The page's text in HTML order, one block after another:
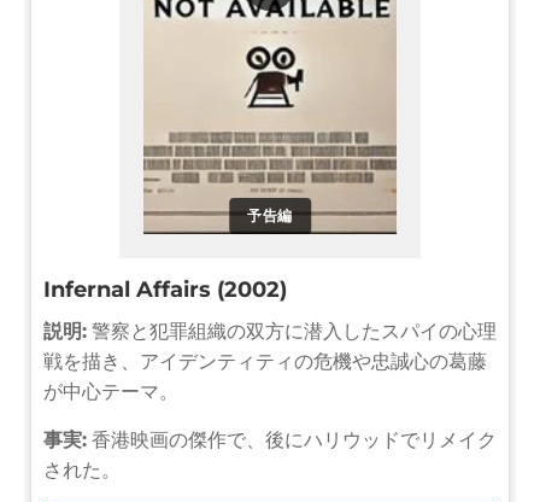
予告編
Infernal Affairs (2002)
説明: 警察と犯罪組織の双方に潜入したスパイの心理
戦を描き、アイデンティティの危機や忠誠心の葛藤
が中心テーマ。
事実: 香港映画の傑作で、後にハリウッドでリメイク
された。